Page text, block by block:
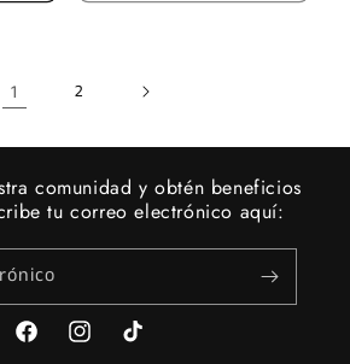
1 2
comunidad y obtén beneficios
tu correo electrónico aquí:
FacebookInstagramTikTok